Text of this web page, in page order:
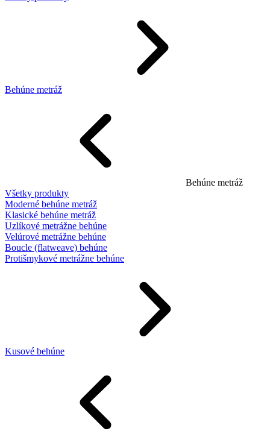
Behúne metráž
Behúne metráž
Všetky produkty
Moderné behúne metráž
Klasické behúne metráž
Uzlíkové metrážne behúne
Velúrové metrážne behúne
Boucle (flatweave) behúne
Protišmykové metrážne behúne
Kusové behúne